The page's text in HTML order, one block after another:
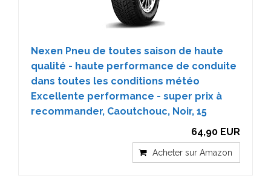
Nexen Pneu de toutes saison de haute
qualité - haute performance de conduite
dans toutes les conditions météo
Excellente performance - super prix à
recommander, Caoutchouc, Noir, 15
64,90 EUR
Acheter sur Amazon